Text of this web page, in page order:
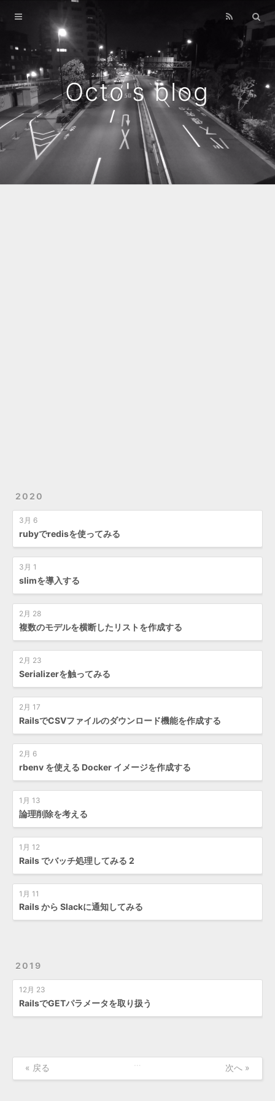
Octo's blog
2020
3月 6
rubyでredisを使ってみる
3月 1
slimを導入する
2月 28
複数のモデルを横断したリストを作成する
2月 23
Serializerを触ってみる
2月 17
RailsでCSVファイルのダウンロード機能を作成する
2月 6
rbenv を使える Docker イメージを作成する
1月 13
論理削除を考える
1月 12
Rails でバッチ処理してみる 2
1月 11
Rails から Slackに通知してみる
2019
12月 23
RailsでGETパラメータを取り扱う
« 戻る 次へ »
Home
Archives